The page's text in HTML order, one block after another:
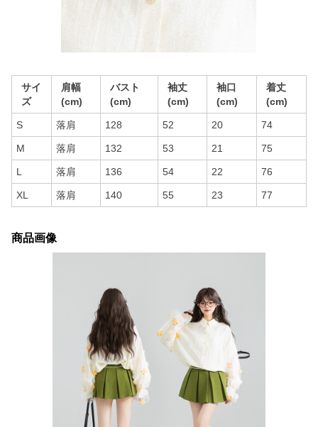
サイ
ズ
肩幅
(cm)
バスト
(cm)
袖丈
(cm)
袖口
(cm)
着丈
(cm)
S 落肩 128 52 20 74
M 落肩 132 53 21 75
L 落肩 136 54 22 76
XL 落肩 140 55 23 77
商品画像